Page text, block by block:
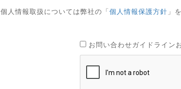
個人情報取扱については弊社の「 個人情報保護方針 」
お問い合わせガイドライン